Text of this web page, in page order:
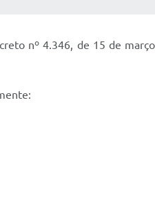
nº 4.346, de 15 de